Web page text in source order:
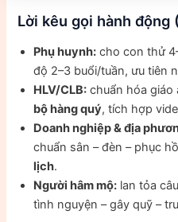
Lời kêu gọi hành động
Phụ huynh: cho con thử
độ 2–3 buổi/tuần, ưu tiên
HLV/CLB: chuẩn hóa
bộ hàng quý, tích hợp
Doanh nghiệp & địa
chuẩn sân – đèn – phục
lịch.
Người hâm mộ: lan tỏa
tình nguyện – gây quỹ –